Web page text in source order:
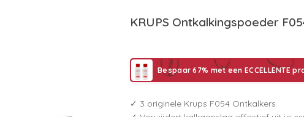
KRUPS Ontkalkingspoeder
Bespaar 67% met een ECCELLENTE
✓ 3 originele Krups F054 Ontkalkers